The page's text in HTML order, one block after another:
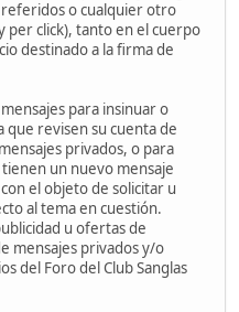
referidos o cualquier otro
per click), tanto en el cuerpo
destinado a la firma de
para insinuar o
revisen su cuenta de
privados, o para
un nuevo mensaje
el objeto de solicitar u
al tema en cuestión.
u ofertas de
mensajes privados y/o
del Foro del Club Sanglas